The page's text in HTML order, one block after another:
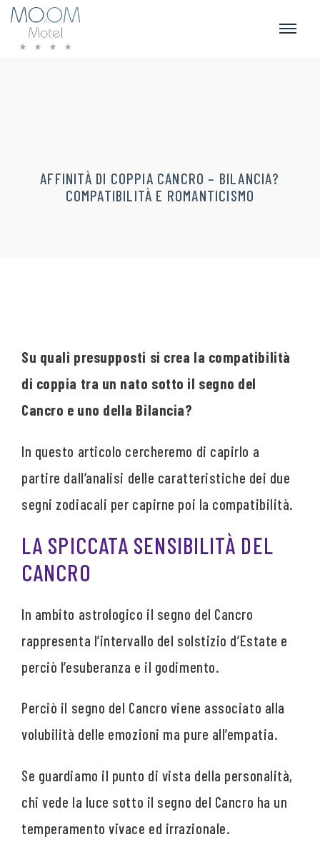
AFFINITÀ DI COPPIA CANCRO – BILANCIA?
COMPATIBILITÀ E ROMANTICISMO
Su quali presupposti si crea la compatibilità
di coppia tra un nato sotto il segno del
Cancro e uno della Bilancia?
In questo articolo cercheremo di capirlo a
partire dall’analisi delle caratteristiche dei due
segni zodiacali per capirne poi la compatibilità.
LA SPICCATA SENSIBILITÀ DEL
CANCRO
In ambito astrologico il segno del Cancro
rappresenta l’intervallo del solstizio d’Estate e
perciò l’esuberanza e il godimento.
Perciò il segno del Cancro viene associato alla
volubilità delle emozioni ma pure all’empatia.
Se guardiamo il punto di vista della personalità,
chi vede la luce sotto il segno del Cancro ha un
temperamento vivace ed irrazionale.